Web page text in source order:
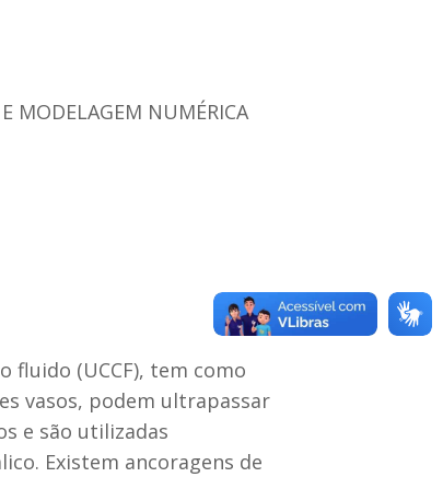
MODELAGEM NUMÉRICA
(UCCF), tem como
vasos, podem ultrapassar
e são utilizadas
Existem ancoragens de